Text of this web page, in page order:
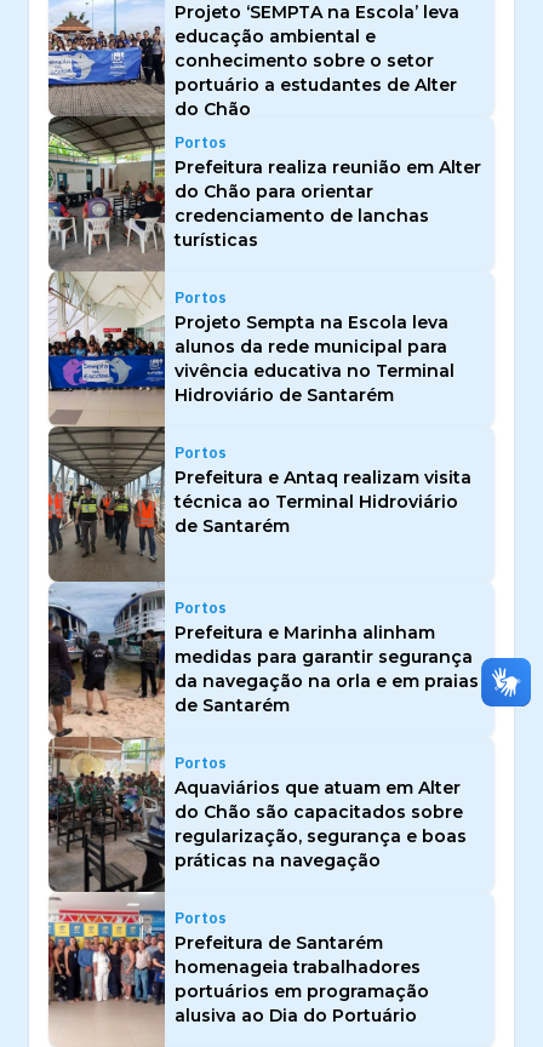
Projeto ‘SEMPTA na Escola’ leva
educação ambiental e
conhecimento sobre o setor
portuário a estudantes de Alter
do Chão
Portos
Prefeitura realiza reunião em Alter
do Chão para orientar
credenciamento de lanchas
turísticas
Portos
Projeto Sempta na Escola leva
alunos da rede municipal para
vivência educativa no Terminal
Hidroviário de Santarém
Portos
Prefeitura e Antaq realizam visita
técnica ao Terminal Hidroviário
de Santarém
Portos
Prefeitura e Marinha alinham
medidas para garantir segurança
da navegação na orla e em praias
de Santarém
Portos
Aquaviários que atuam em Alter
do Chão são capacitados sobre
regularização, segurança e boas
práticas na navegação
Portos
Prefeitura de Santarém
homenageia trabalhadores
portuários em programação
alusiva ao Dia do Portuário